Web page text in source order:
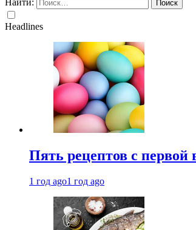
Найти:
Headlines
Пять рецептов с первой
1 год ago1 год ago